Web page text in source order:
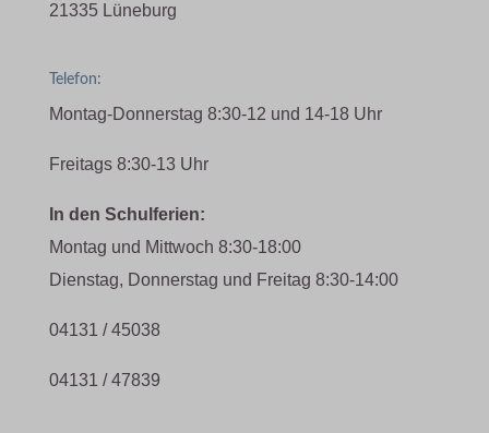
21335 Lüneburg
Telefon:
Montag-Donnerstag 8:30-12 und 14-18 Uhr
Freitags 8:30-13 Uhr
In den Schulferien:
Montag und Mittwoch 8:30-18:00
Dienstag, Donnerstag und Freitag 8:30-14:00
04131 / 45038
04131 / 47839